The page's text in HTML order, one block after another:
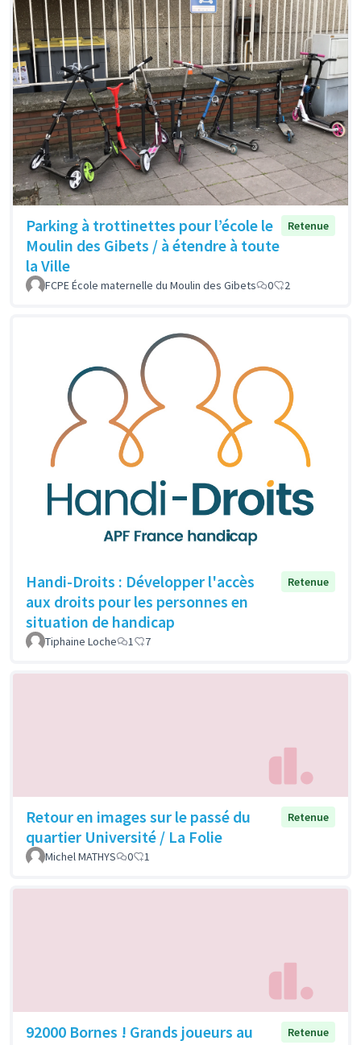
Parking à trottinettes pour l’école le
Moulin des Gibets / à étendre à toute
la Ville
Retenue
FCPE École maternelle du Moulin des Gibets 0 2
Handi-Droits : Développer l'accès
aux droits pour les personnes en
situation de handicap
Retenue
Tiphaine Loche 1 7
Retour en images sur le passé du
quartier Université / La Folie
Retenue
Michel MATHYS 0 1
92000 Bornes ! Grands joueurs au
Retenue